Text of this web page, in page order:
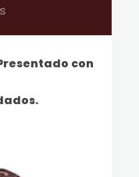
con